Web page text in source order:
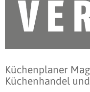
Küchenplaner
Küchenhandel